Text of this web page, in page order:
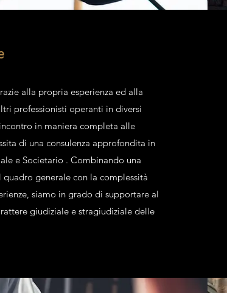
alla propria esperienza ed alla
professionisti operanti in diversi
in maniera completa alle
di una consulenza approfondita in
e Societario . Combinando una
generale con la complessità
siamo in grado di supportare al
giudiziale e stragiudiziale delle